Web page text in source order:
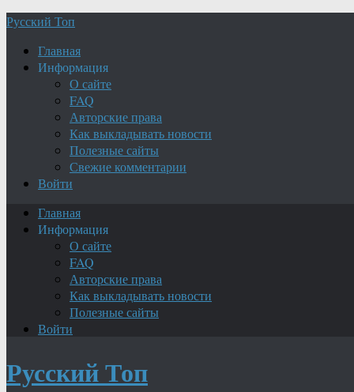
Русский Топ
Главная
Информация
О сайте
FAQ
Авторские права
Как выкладывать новости
Полезные сайты
Свежие комментарии
Войти
Главная
Информация
О сайте
FAQ
Авторские права
Как выкладывать новости
Полезные сайты
Войти
Русский Топ